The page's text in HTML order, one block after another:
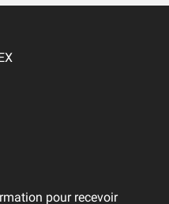
pour recevoir